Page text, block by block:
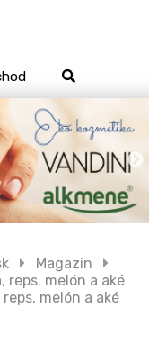
Magazín
reps. melón a aké
melón a aké